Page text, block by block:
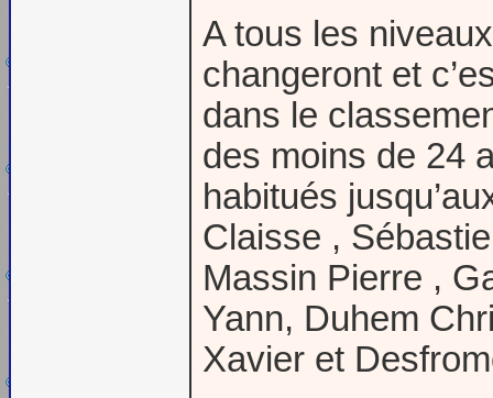
A tous les
changeront et
dans le
des moins de 24
habitués
Claisse ,
Massin Pierre ,
Yann, Duhem
Xavier et